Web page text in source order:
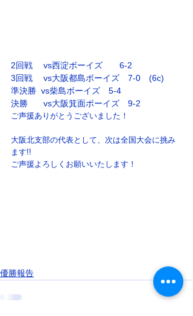
2回戦　 vs西淀ボーイズ　　6-2
3回戦　 vs大阪都島ボーイズ　7-0　(6c)
準決勝  vs柴島ボーイズ　5-4
決勝　   vs大阪箕面ボーイズ　9-2
ご声援ありがとうございました！
大阪北支部の代表として、次は全国大会に挑み
ます!!
ご声援よろしくお願いいたします！
優勝報告